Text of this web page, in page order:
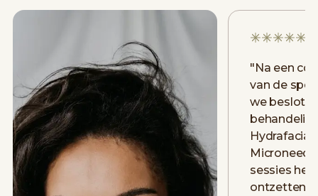
"Na een
van de
we
sessies
ontzettend